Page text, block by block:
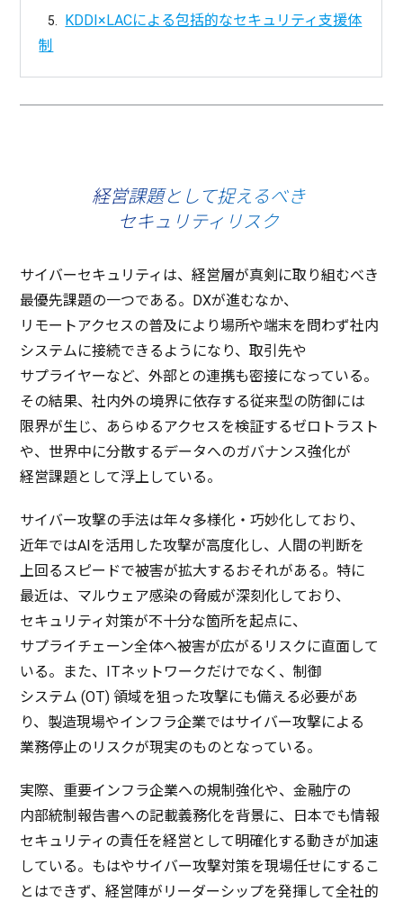
KDDI×LACによる包括的なセキュリティ支援体
制
経営課題として捉えるべき
セキュリティリスク
サイバーセキュリティ は、経営層が真剣 に取り組むべき
最優先課題の一つである。DXが進むなか、
リモートアクセスの普及により場所や端末を問わず社内
システムに接続できるようになり、取引先や
サプライヤーなど、外部との連携も密接になっている。
その結果、社内外の境界に依存する従来型の防御には
限界が生じ、あらゆるアクセスを検証するゼロトラスト
や、 世界中に分散するデータへのガバナンス強化が
経営課題として浮上 している。
サイバー攻撃の手法は年々多様化 ・巧妙化 しており、
近年ではAIを活用 した攻撃が高度化 し、 人間の判断を
上回 る スピードで被害が拡大するおそれがある。特に
最近は、 マルウェア感染の脅威が深刻化 しており、
セキュリティ対策が不十分な箇所を起点に、
サプライチェーン全体へ被害が広がる リスク に直面して
いる。また、ITネットワークだけでなく、制御
システム (OT)領域を狙った攻撃にも備える必要があ
り、 製造現場やインフラ企業ではサイバー攻撃による
業務停止の リスクが現実のものとなっている。
実際、 重要インフラ企業への規制強化や、金融庁の
内部統制報告書への記載義務化を背景に、 日本でも情報
セキュリティ の責任を経営 として明確化する動きが加速
している。もはやサイバー攻撃対策を現場任せにするこ
とはできず、経営陣が リーダーシップを発揮して全社的